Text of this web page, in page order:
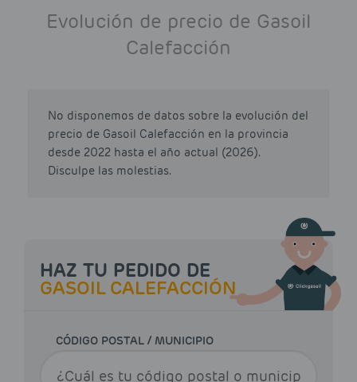
Evolución de precio de Gasoil
Calefacción
No disponemos de datos sobre la evolución del
precio de Gasoil Calefacción en la provincia
desde 2022 hasta el año actual (2026).
Disculpe las molestias.
HAZ TU PEDIDO DE
GASOIL CALEFACCIÓN
CÓDIGO POSTAL / MUNICIPIO